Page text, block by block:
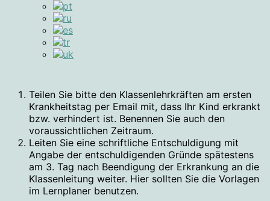
Teilen Sie bitte den Klassenlehrkräften am ersten
Krankheitstag per Email mit, dass Ihr Kind erkrankt
bzw. verhindert ist. Benennen Sie auch den
voraussichtlichen Zeitraum.
Leiten Sie eine schriftliche Entschuldigung mit
Angabe der entschuldigenden Gründe spätestens
am 3. Tag nach Beendigung der Erkrankung an die
Klassenleitung weiter. Hier sollten Sie die Vorlagen
im Lernplaner benutzen.